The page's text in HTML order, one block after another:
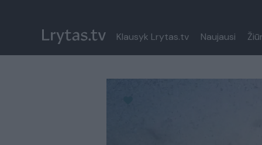
Klausyk Lrytas.tv Naujausi